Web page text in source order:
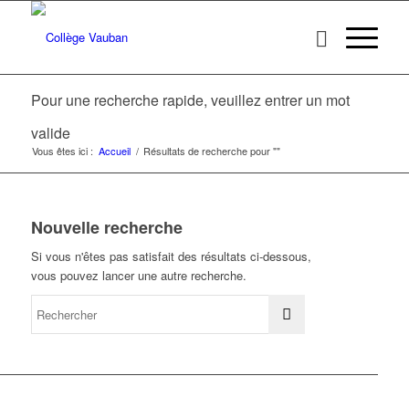
Pour une recherche rapide, veuillez entrer un mot
valide
Vous êtes ici : Accueil / Résultats de recherche pour ""
Nouvelle recherche
Si vous n'êtes pas satisfait des résultats ci-dessous,
vous pouvez lancer une autre recherche.